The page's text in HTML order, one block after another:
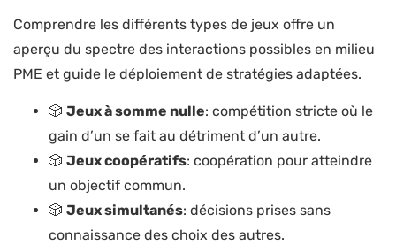
Comprendre les différents types de jeux offre un
aperçu du spectre des interactions possibles en milieu
PME et guide le déploiement de stratégies adaptées.
🎲 Jeux à somme nulle: compétition stricte où le
gain d’un se fait au détriment d’un autre.
🎲 Jeux coopératifs: coopération pour atteindre
un objectif commun.
🎲 Jeux simultanés: décisions prises sans
connaissance des choix des autres.